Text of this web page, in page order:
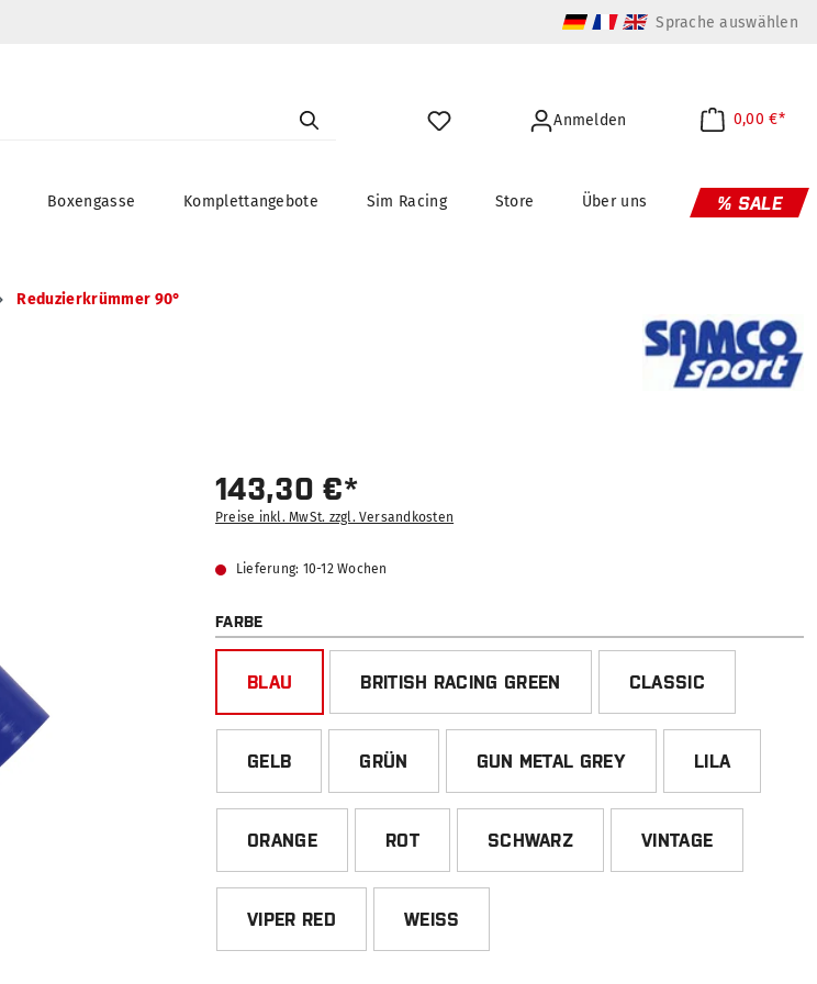
Sprache auswählen
Anmelden 0,00 €*
Boxengasse Komplettangebote Sim Racing Store Über uns % SALE
Reduzierkrümmer 90°
143,30 €*
Preise inkl. MwSt. zzgl. Versandkosten
Lieferung: 10-12 Wochen
FARBEAUSWÄHLEN
BLAU BRITISH RACING GREEN CLASSIC
GELB GRÜN GUN METAL GREY LILA
ORANGE ROT SCHWARZ VINTAGE
VIPER RED WEISS